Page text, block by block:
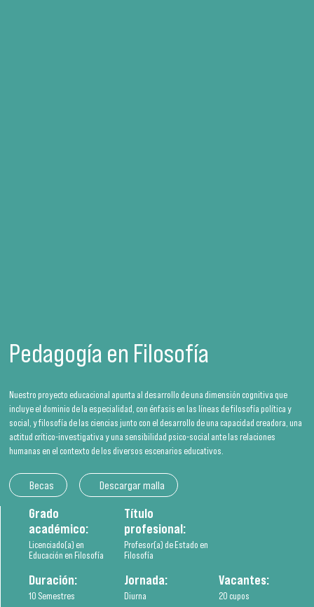
Pedagogía en Filosofía
Nuestro proyecto educacional apunta al desarrollo de una dimensión cognitiva que
incluye el dominio de la especialidad, con énfasis en las líneas de filosofía política y
social, y filosofía de las ciencias junto con el desarrollo de una capacidad creadora, una
actitud crítico-investigativa y una sensibilidad psico-social ante las relaciones
humanas en el contexto de los diversos escenarios educativos.
Becas Descargar malla
Grado
académico:
Licenciado(a) en
Educación en Filosofía
Título
profesional:
Profesor(a) de Estado en
Filosofía
Duración:
10 Semestres
Jornada:
Diurna
Vacantes:
20 cupos